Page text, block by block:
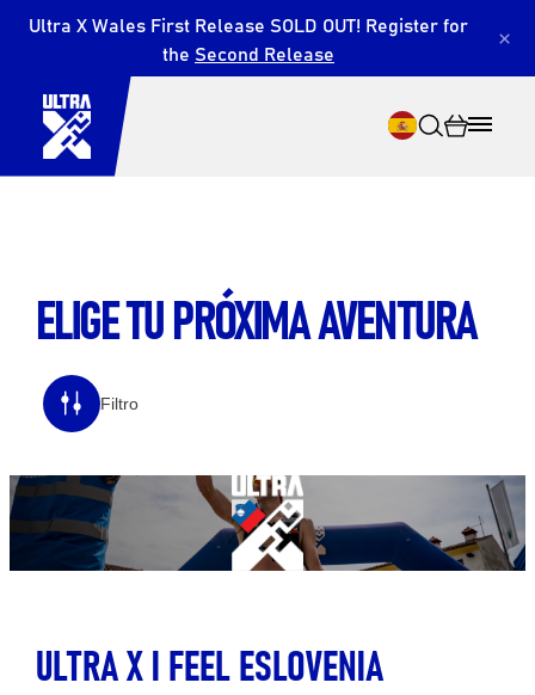
Ultra X Wales First Release SOLD OUT! Register for
the Second Release ×
Buscar en
ELIGE TU PRÓXIMA AVENTURA
Filtro
ULTRA X I FEEL ESLOVENIA